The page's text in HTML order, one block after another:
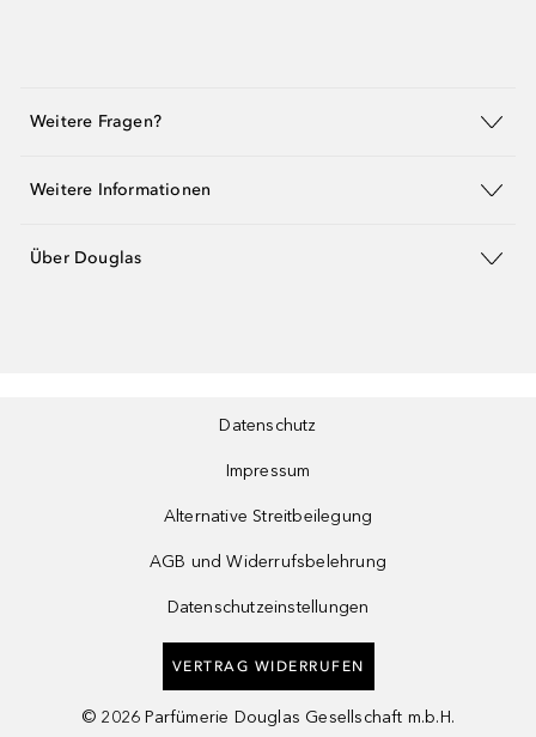
Weitere Fragen?
Weitere Informationen
Über Douglas
Datenschutz
Impressum
Alternative Streitbeilegung
AGB und Widerrufsbelehrung
Datenschutzeinstellungen
VERTRAG WIDERRUFEN
© 2026 Parfümerie Douglas Gesellschaft m.b.H.